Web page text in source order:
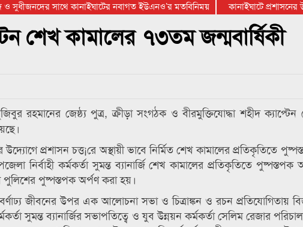
সাথে কানাইঘাটের নবাগত ইউএনও’র মতবিনিময় কানাইঘাটে প্রশাসনের
ফেডারেশানের বিভাগীয় অভিনয় কর্মশালা সম্পন্ন
শেখ কামালের ৭৩তম জন্মবার্ষিকী
রহমানের জেষ্ঠ্য পুত্র, ক্রীড়া সংগঠক ও বীরমুক্তিযোদ্ধা শহীদ ক্যাপ্টেন
প্রশাসন চত্ত¡রে অস্থায়ী ভাবে নির্মিত শেখ কামালের প্রতিকৃতিতে
নির্বাহী কর্মকর্তা সুমন্ত ব্যানার্জি শেখ কামালের প্রতিকৃতিতে পুষ্পস্তপক
পুলিশের পুষ্পস্তপক অর্পণ করা হয়।
জীবনের উপর এক আলোচনা সভা ও চিত্রাঙ্কন ও রচন প্রতিযোগিতায়
সুমন্ত ব্যানার্জির সভাপতিত্বে ও যুব উন্নয়ন কর্মকর্তা সেলিম রেজার